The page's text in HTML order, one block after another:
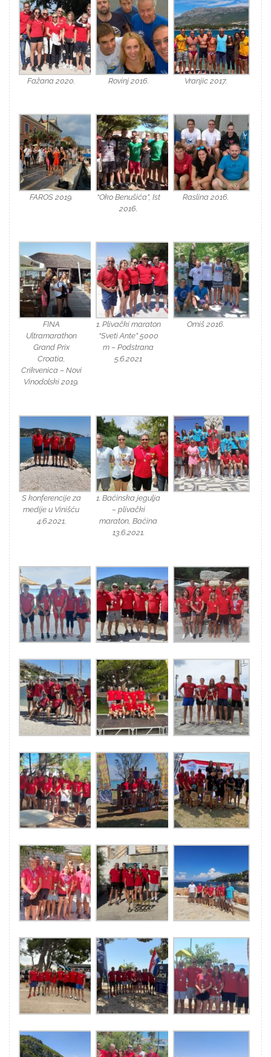
Fažana 2020. Rovinj 2016. Vranjic 2017.
FAROS 2019.
“Oko Benušića”, Ist
2016.
Raslina 2016.
FINA
Ultramarathon
Grand Prix
Croatia,
Crikvenica – Novi
Vinodolski 2019.
1. Plivački maraton
“Sveti Ante” 5000
m – Podstrana
5.6.2021
Omiš 2016.
S konferencije za
medije u Vinišću
4.6.2021.
1. Baćinska jegulja
– plivački
maraton, Baćina
13.6.2021.